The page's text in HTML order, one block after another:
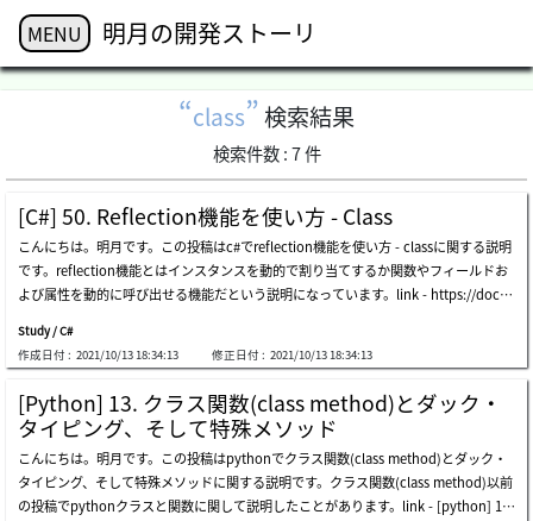
MENU 明月の開発ストーリ
class 検索結果
検索件数 :7件
[C#] 50. Reflection機能を使い方 - Class
こんにちは。明月です。この投稿はc#でreflection機能を使い方 - classに関する説明
です。reflection機能とはインスタンスを動的で割り当てするか関数やフィールドお
よび属性を動的に呼び出せる機能だという説明になっています。link - https://docs.
うのは我々がクラスのインスタンスを生成する時には普通はnewというキーワードを
使います。クラスのインスタンスは基本的にnewを利用して生成するというのは、以
前に十分に説明しました。link - [c#] 11. インスタンスう生成(new)とメモリ割り当
て(stackメモリとheapメモリ)そしてヌル(null)インスタンスを生成する時、ソース
にnew nodeという作成します。reflectionにはこれを静的の表現と言います。つま
り、データや分岐により他のインスタンスを生成したいならifを使ってソースを作成
しなければならないです。上の例をみればtypeという任意のデータを置いてnode1な
らnode1のインスタンスを生成してその以外にはnode2のインスタンスを生成しま
Study / C#
作成日付 : 2021/10/13 18:34:13 修正日付 : 2021/10/13 18:34:13
[Python] 13. クラス関数(class method)とダック・
タイピング、そして特殊メソッド
こんにちは。明月です。この投稿はpythonでクラス関数(class method)とダック・
タイピング、そして特殊メソッドに関する説明です。クラス関数(class method)以前
の投稿でpythonクラスと関数に関して説明したことがあります。link - [python] 12.